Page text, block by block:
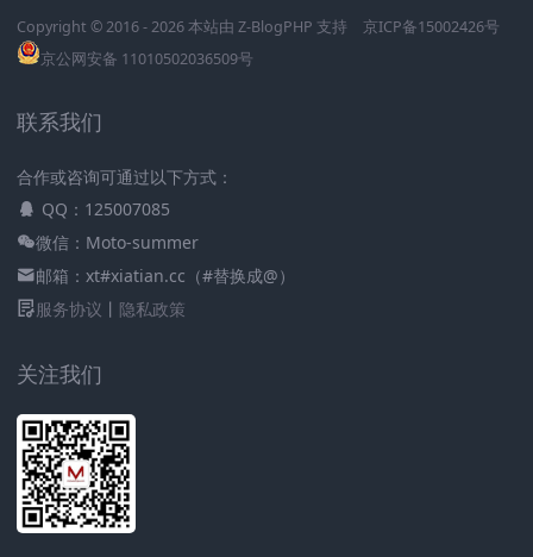
Copyright © 2016 - 2026 本站由 Z-BlogPHP 支持
京ICP备15002426号
京公网安备 11010502036509号
联系我们
合作或咨询可通过以下方式：
QQ：125007085
微信：Moto-summer
邮箱：xt#xiatian.cc（#替换成@）
服务协议 丨 隐私政策
关注我们